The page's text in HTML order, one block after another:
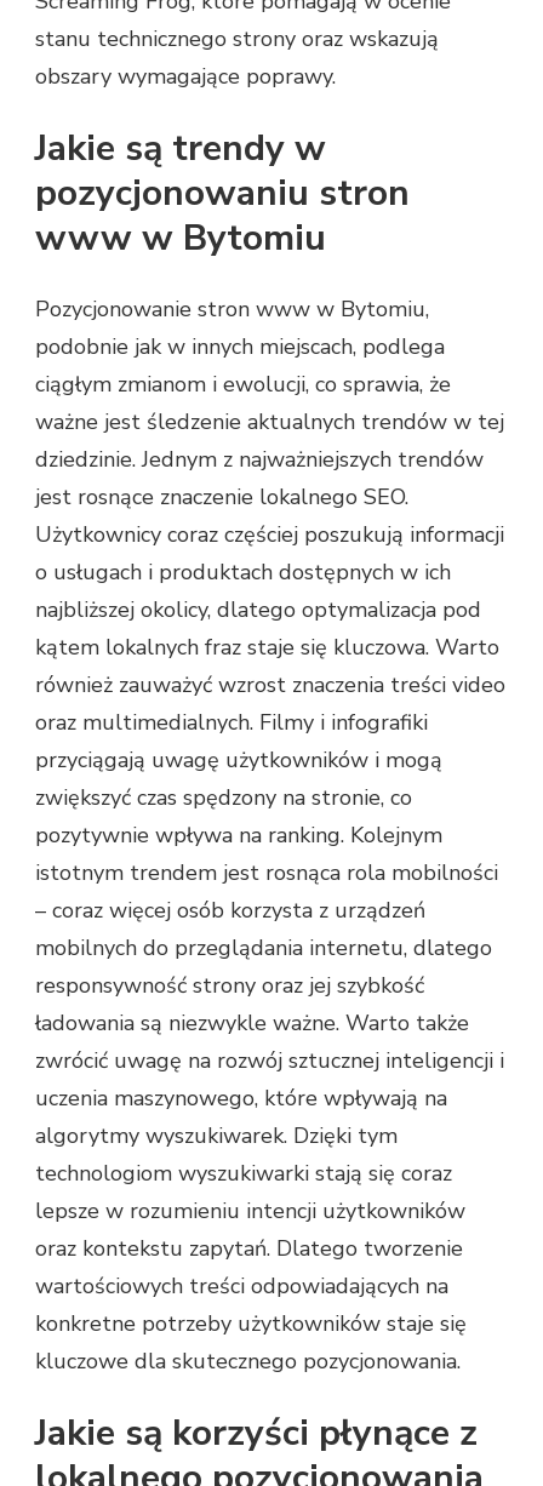
stanu technicznego strony oraz wskazują
obszary wymagające poprawy.
Jakie są trendy w
pozycjonowaniu stron
www w Bytomiu
Pozycjonowanie stron www w Bytomiu,
podobnie jak w innych miejscach, podlega
ciągłym zmianom i ewolucji, co sprawia, że
ważne jest śledzenie aktualnych trendów w tej
dziedzinie. Jednym z najważniejszych trendów
jest rosnące znaczenie lokalnego SEO.
Użytkownicy coraz częściej poszukują informacji
o usługach i produktach dostępnych w ich
najbliższej okolicy, dlatego optymalizacja pod
kątem lokalnych fraz staje się kluczowa. Warto
również zauważyć wzrost znaczenia treści video
oraz multimedialnych. Filmy i infografiki
przyciągają uwagę użytkowników i mogą
zwiększyć czas spędzony na stronie, co
pozytywnie wpływa na ranking. Kolejnym
istotnym trendem jest rosnąca rola mobilności
– coraz więcej osób korzysta z urządzeń
mobilnych do przeglądania internetu, dlatego
responsywność strony oraz jej szybkość
ładowania są niezwykle ważne. Warto także
zwrócić uwagę na rozwój sztucznej inteligencji i
uczenia maszynowego, które wpływają na
algorytmy wyszukiwarek. Dzięki tym
technologiom wyszukiwarki stają się coraz
lepsze w rozumieniu intencji użytkowników
oraz kontekstu zapytań. Dlatego tworzenie
wartościowych treści odpowiadających na
konkretne potrzeby użytkowników staje się
kluczowe dla skutecznego pozycjonowania.
Jakie są korzyści płynące z